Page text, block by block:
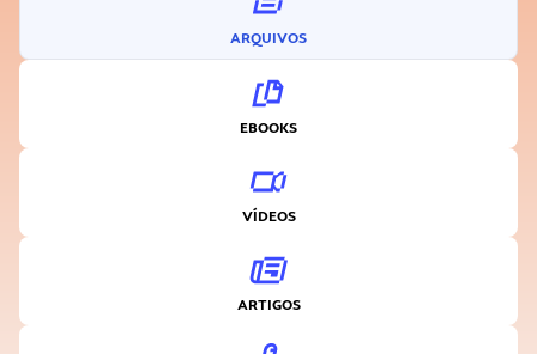
ARQUIVOS
EBOOKS
VÍDEOS
ARTIGOS